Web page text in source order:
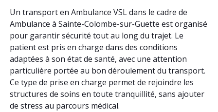
Un transport en Ambulance VSL dans le cadre de
Ambulance à Sainte-Colombe-sur-Guette est organisé
pour garantir sécurité tout au long du trajet. Le
patient est pris en charge dans des conditions
adaptées à son état de santé, avec une attention
particulière portée au bon déroulement du transport.
Ce type de prise en charge permet de rejoindre les
structures de soins en toute tranquillité, sans ajouter
de stress au parcours médical.